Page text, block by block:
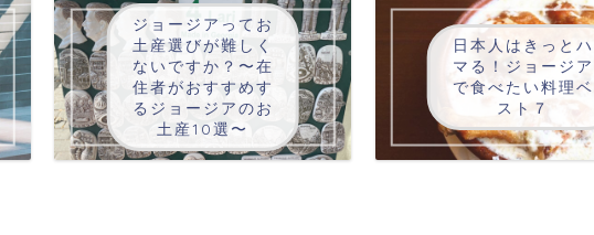
ジョージアってお
土産選びが難しく
ないですか？〜在
住者がおすすめす
るジョージアのお
土産10選〜
日本人はきっとハ
マる！ジョージア
で食べたい料理ベ
スト７